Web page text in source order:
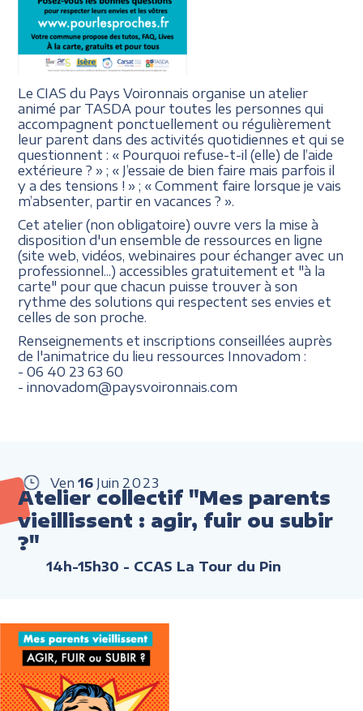
Le CIAS du Pays Voironnais organise un atelier
animé par TASDA pour toutes les personnes qui
accompagnent ponctuellement ou régulièrement
leur parent dans des activités quotidiennes et qui se
questionnent : « Pourquoi refuse-t-il (elle) de l’aide
extérieure ? » ; « J’essaie de bien faire mais parfois il
y a des tensions ! » ; « Comment faire lorsque je vais
m’absenter, partir en vacances ? ».
Cet atelier (non obligatoire) ouvre vers la mise à
disposition d'un ensemble de ressources en ligne
(site web, vidéos, webinaires pour échanger avec un
professionnel...) accessibles gratuitement et "à la
carte" pour que chacun puisse trouver à son
rythme des solutions qui respectent ses envies et
celles de son proche.
Renseignements et inscriptions conseillées auprès
de l'animatrice du lieu ressources Innovadom :
- 06 40 23 63 60
- innovadom@paysvoironnais.com
Ven 16 Juin 2023
Atelier collectif "Mes parents
vieillissent : agir, fuir ou subir
?"
14h-15h30 - CCAS La Tour du Pin